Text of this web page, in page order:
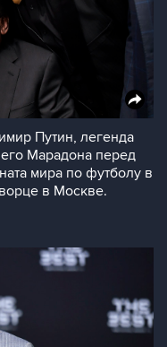
Путин, легенда
Марадона перед
мира по футболу в
в Москве.